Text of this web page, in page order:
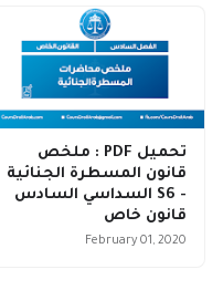
تحميل PDF : ملخص
قانون المسطرة الجنائية
- S6 السداسي السادس
قانون خاص
February 01, 2020